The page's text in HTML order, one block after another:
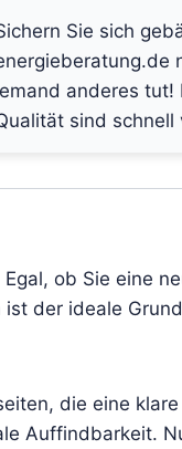
Sie sich
anderes tut!
sind schnell
ob Sie eine
der ideale
die eine
Auffindbarkeit.